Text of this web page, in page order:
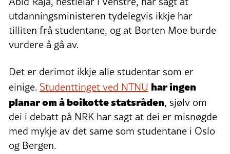
utdanningsministeren tydelegvis ikkje har
tilliten frå studentane, og at Borten Moe burde
vurdere å gå av.
Det er derimot ikkje alle studentar som er
einige. Studenttinget ved NTNU har ingen
planar om å boikotte statsråden, sjølv om
dei i debatt på NRK har sagt at dei er misnøgde
med mykje av det same som studentane i Oslo
og Bergen.